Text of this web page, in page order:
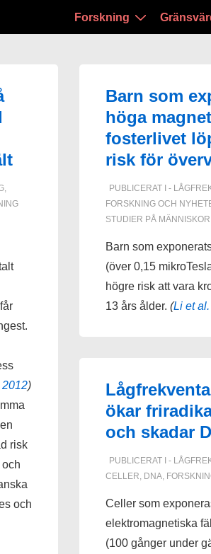
Huvudnavigering
Forskning
,
2012)
risk
och
Barn som
höga
fosterlivet
risk för
PUBLICERAT I -
FORSKNING OCH
STUDIER PÅ MÄNNISKOR
Barn som
(över 0,15
högre risk att vara
13 års ålder. (Li et
ökar
och skadar
PUBLICERAT I -
CELLER DNA,
Celler som
elektromagnetiska
(100 gånger under